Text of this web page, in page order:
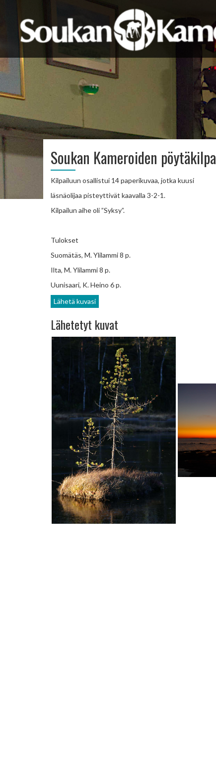
Soukan Kameroiden
Kilpailuun osallistui 14 paperikuvaa, jotka kuusi
läsnäolijaa pisteyttivät kaavalla 3-2-1.
Kilpailun aihe oli ”Syksy”.
Tulokset
Suomätäs, M. Ylilammi 8 p.
Ilta, M. Ylilammi 8 p.
Uunisaari, K. Heino 6 p.
Lähetä kuvasi
Lähetetyt kuvat